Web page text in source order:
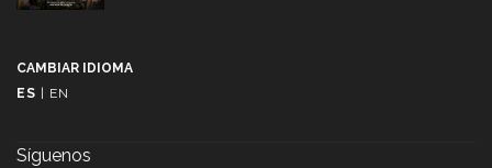
CAMBIAR IDIOMA
ES
EN
Síguenos